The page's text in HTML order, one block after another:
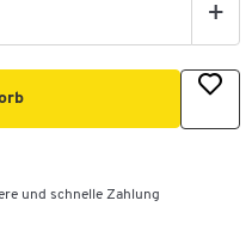
+
und schnelle Zahlung